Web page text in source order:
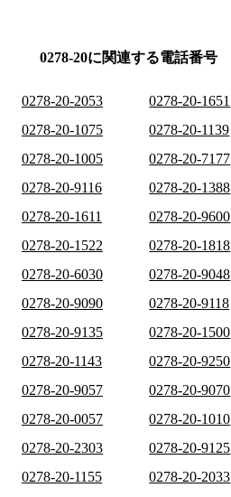
0278-20に関連する電話番号
0278-20-2053 0278-20-1651
0278-20-1075
0278-20-1139
0278-20-1005
0278-20-7177
0278-20-9116
0278-20-1388
0278-20-1611
0278-20-9600
0278-20-1522
0278-20-1818
0278-20-6030
0278-20-9048
0278-20-9090
0278-20-9118
0278-20-9135
0278-20-1500
0278-20-1143
0278-20-9250
0278-20-9057
0278-20-9070
0278-20-0057
0278-20-1010
0278-20-2303
0278-20-9125
0278-20-1155
0278-20-2033